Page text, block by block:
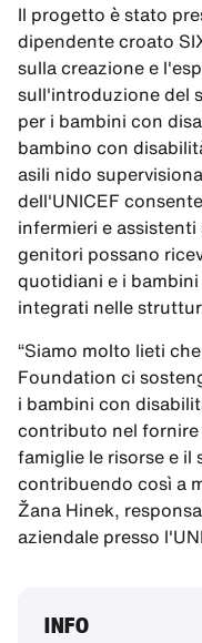
Il progetto è stato
dipendente croato
sulla creazione e
sull'introduzione del
per i bambini con
bambino con
asili nido
dell'UNICEF
infermieri e
genitori possano
quotidiani e i
integrati nelle
“Siamo molto lieti
Foundation ci
i bambini con
contributo nel fornire
famiglie le risorse e il
contribuendo così a
Žana Hinek,
aziendale presso
INFO